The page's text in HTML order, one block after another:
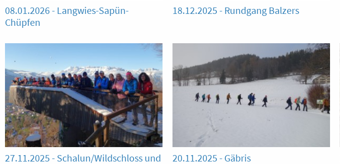
08.01.2026 - Langwies-Sapün-
Chüpfen
18.12.2025 - Rundgang Balzers
27.11.2025 - Schalun/Wildschloss und
20.11.2025 - Gäbris